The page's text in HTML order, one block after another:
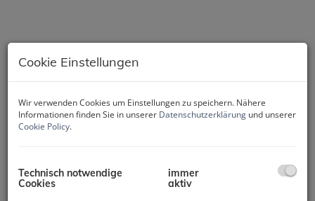
Cookie Einstellungen
Wir verwenden Cookies um Einstellungen zu speichern. Nähere
Informationen finden Sie in unserer Datenschutzerklärung und unserer
Cookie Policy.
Technisch notwendige
Cookies
immer
aktiv